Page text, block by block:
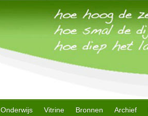
Onderwijs Vitrine Bronnen Archief